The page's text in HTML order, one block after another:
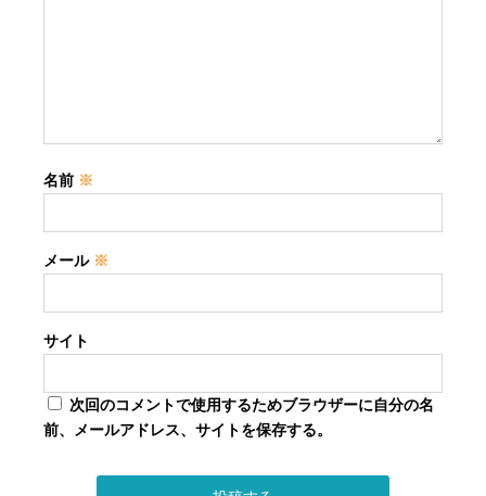
名前 ※
メール ※
サイト
次回のコメントで使用するためブラウザーに自分の名
前、メールアドレス、サイトを保存する。